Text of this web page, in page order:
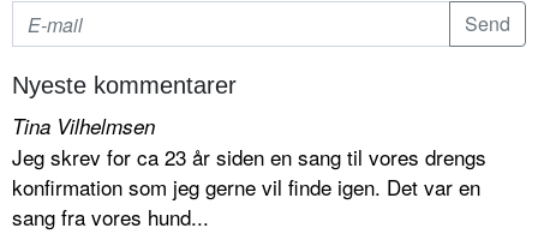
Nyeste kommentarer
Tina Vilhelmsen
Jeg skrev for ca 23 år siden en sang til vores drengs
konfirmation som jeg gerne vil finde igen. Det var en
sang fra vores hund...